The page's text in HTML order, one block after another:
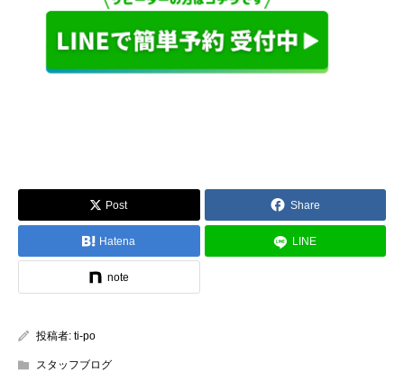
Post Share
Hatena LINE
note
投稿者: ti-po
スタッフブログ